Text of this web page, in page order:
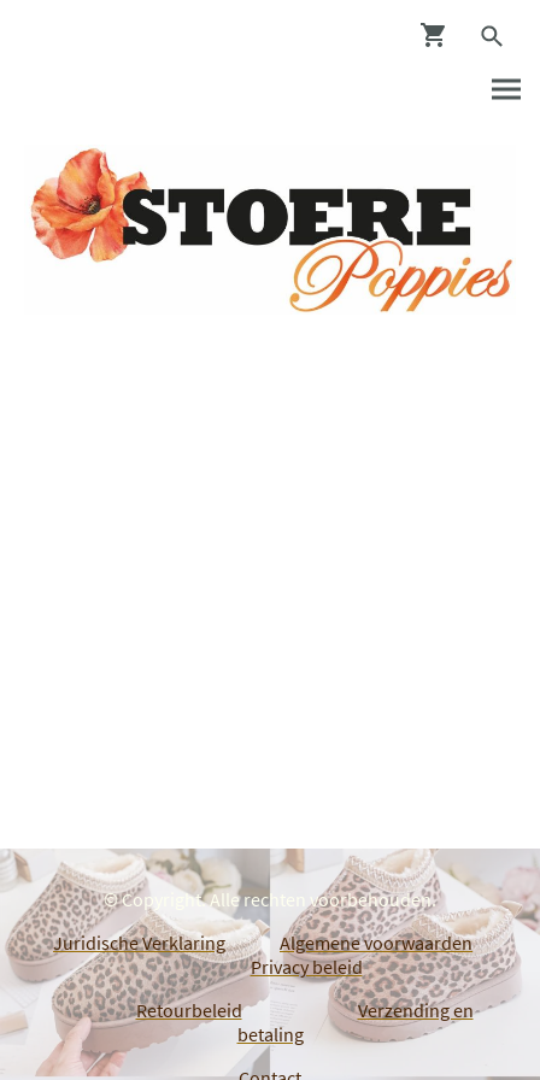
© Copyright. Alle rechten voorbehouden.
Juridische Verklaring
Algemene voorwaarden
Privacy beleid
Retourbeleid
Verzending en
betaling